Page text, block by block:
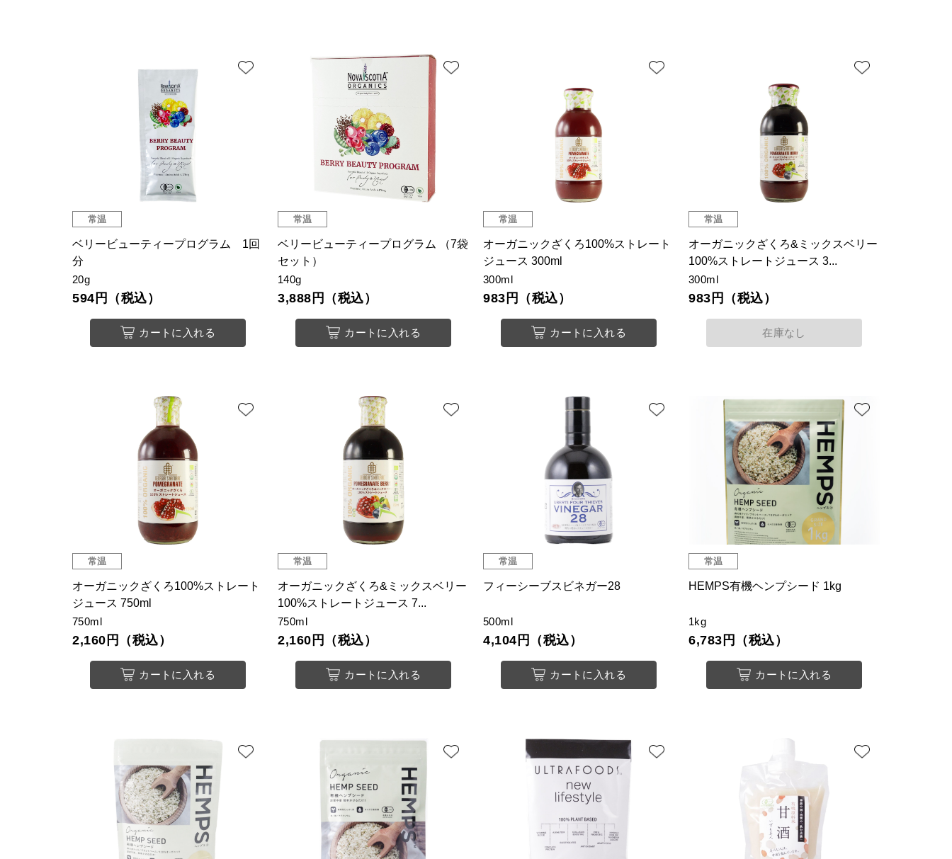
常温
ベリービューティープログラム 1回
分
20g
594円（税込）
カートに入れる
常温
ベリービューティープログラム （7袋
セット）
140g
3,888円（税込）
カートに入れる
常温
オーガニックざくろ100%ストレート
ジュース 300ml
300ml
983円（税込）
カートに入れる
常温
オーガニックざくろ&ミックスベリー
100%ストレートジュース 3...
300ml
983円（税込）
在庫なし
常温
オーガニックざくろ100%ストレート
ジュース 750ml
750ml
2,160円（税込）
カートに入れる
常温
オーガニックざくろ&ミックスベリー
100%ストレートジュース 7...
750ml
2,160円（税込）
カートに入れる
常温
フィーシーブスビネガー28
500ml
4,104円（税込）
カートに入れる
常温
HEMPS有機ヘンプシード 1kg
1kg
6,783円（税込）
カートに入れる